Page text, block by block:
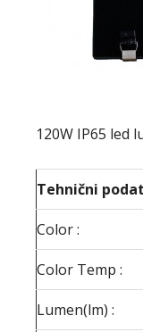
120W IP65 led
Tehnični
Color :
Color Temp :
Lumen(lm) :